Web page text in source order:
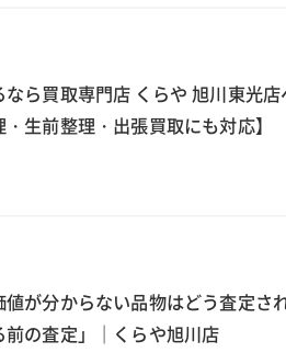
なら買取専門店 くらや 旭川東光
生前整理・出張買取にも対応】
が分からない品物はどう査定さ
の査定」｜くらや旭川店